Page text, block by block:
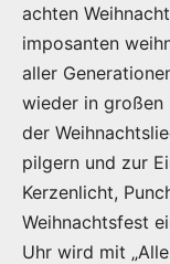
achten
imposanten
aller
wieder in großen
der
pilgern und zur
Kerzenlicht,
Weihnachtsfest
Uhr wird mit